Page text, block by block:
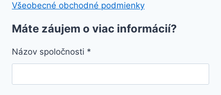
Všeobecné obchodné podmienky
Máte záujem o viac informácií?
Názov spoločnosti *